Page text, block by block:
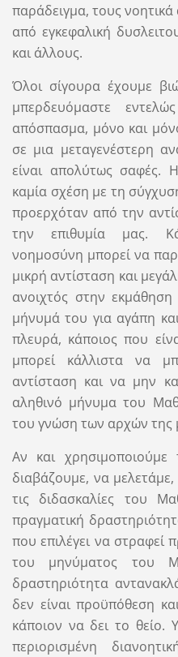
παράδειγμα, τους
από εγκεφαλική
και άλλους.
Όλοι σίγουρα έχουμε
μπερδευόμαστε
απόσπασμα, μόνο και
σε μια μεταγενέστερη
είναι απολύτως σαφές.
καμία σχέση με τη
προερχόταν από την
την επιθυμία μας.
νοημοσύνη μπορεί να
μικρή αντίσταση και
ανοιχτός στην
μήνυμά του για αγάπη
πλευρά, κάποιος που
μπορεί κάλλιστα να
αντίσταση και να μην
αληθινό μήνυμα του
του γνώση των αρχών της
Αν και
διαβάζουμε, να
τις διδασκαλίες του
πραγματική
που επιλέγει να στραφεί
του μηνύματος του
δραστηριότητα
δεν είναι προϋπόθεση
κάποιον να δει το
περιορισμένη